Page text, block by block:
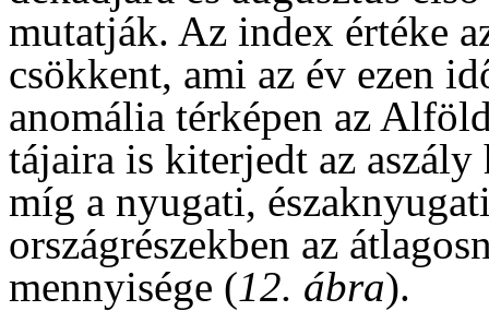
mutatják. Az index értéke
csökkent, ami az év ezen
anomália térképen az
tájaira is kiterjedt az aszály
míg a nyugati,
országrészekben az
mennyisége (12. ábra).